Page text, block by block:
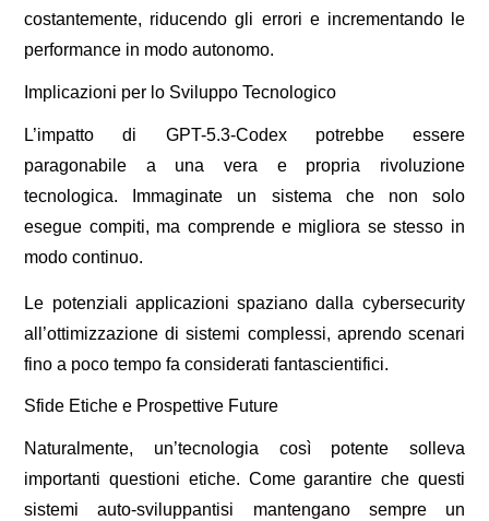
costantemente, riducendo gli errori e incrementando le
performance in modo autonomo.
Implicazioni per lo Sviluppo Tecnologico
L’impatto di GPT-5.3-Codex potrebbe essere
paragonabile a una vera e propria rivoluzione
tecnologica. Immaginate un sistema che non solo
esegue compiti, ma comprende e migliora se stesso in
modo continuo.
Le potenziali applicazioni spaziano dalla cybersecurity
all’ottimizzazione di sistemi complessi, aprendo scenari
fino a poco tempo fa considerati fantascientifici.
Sfide Etiche e Prospettive Future
Naturalmente, un’tecnologia così potente solleva
importanti questioni etiche. Come garantire che questi
sistemi auto-sviluppantisi mantengano sempre un